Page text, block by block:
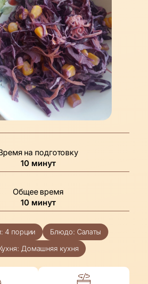
на подготовку
10 минуты
минут
Общее время
10 минуты
минут
4 порции Блюдо: Салаты
Домашняя кухня